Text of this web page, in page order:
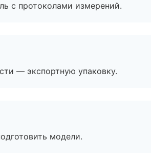
с протоколами измерений.
— экспортную упаковку.
модели.